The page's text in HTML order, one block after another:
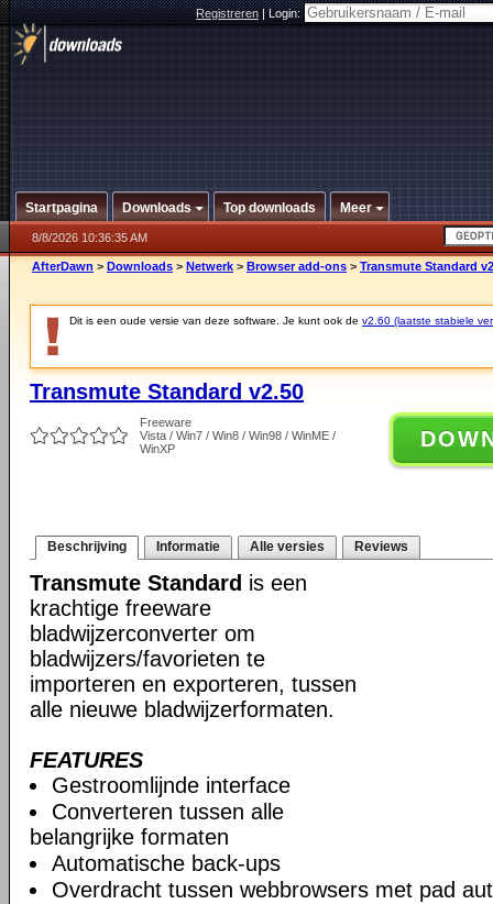
Registreren|Login:
Startpagina Downloads Top downloads Meer
8/8/2026 10:36:35 AM
AfterDawn > Downloads > Netwerk > Browser add-ons > Transmute Standard
Dit is een oude versie van deze software. Je kunt ook de v2.60 (laatste stabiele
Transmute Standard v2.50
Freeware
Vista / Win7 / Win8 / Win98 / WinME /
WinXP
Beschrijving Informatie Alle versies Reviews
Transmute Standard is een
krachtige freeware
bladwijzerconverter om
bladwijzers/favorieten te
importeren en exporteren, tussen
alle nieuwe bladwijzerformaten.
FEATURES
Gestroomlijnde interface
Converteren tussen alle
belangrijke formaten
Automatische back-ups
Overdracht tussen webbrowsers met pad